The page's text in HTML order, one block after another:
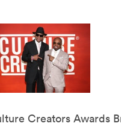
Creators Awards